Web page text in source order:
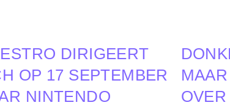
DIRIGEERT
OP 17 SEPTEMBER
NINTENDO